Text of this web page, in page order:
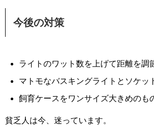
今後の対策
ライトのワット数を上げて距離を調
マトモなバスキングライトとソケッ
飼育ケースをワンサイズ大きめのも
貧乏人は今、迷っています。